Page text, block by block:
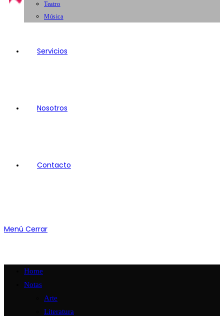
Teatro
Música
Servicios
Nosotros
Contacto
Menú Cerrar
Home
Notas
Arte
Literatura